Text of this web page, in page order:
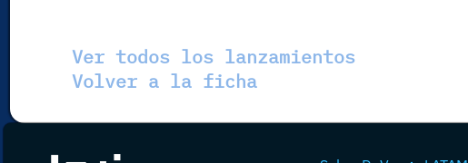
Ver todos los lanzamientos
Volver a la ficha